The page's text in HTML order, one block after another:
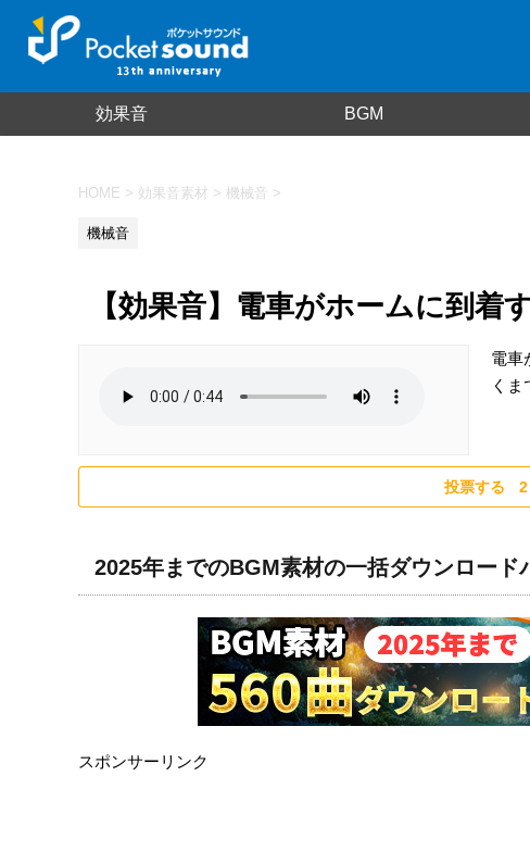
効果音 BGM
HOME > 効果音素材 > 機械音 >
機械音
【効果音】電車がホームに到着
電車
くま
投票する 2
2025年までのBGM素材の一括ダウンロード
スポンサーリンク